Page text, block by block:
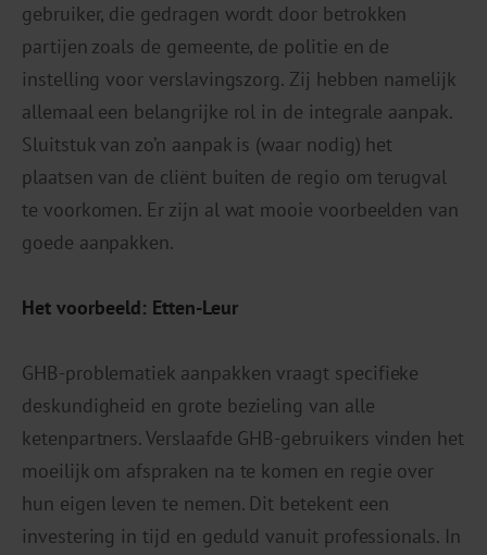
gebruiker, die gedragen wordt door betrokken
partijen zoals de gemeente, de politie en de
instelling voor verslavingszorg. Zij hebben namelijk
allemaal een belangrijke rol in de integrale aanpak.
Sluitstuk van zo’n aanpak is (waar nodig) het
plaatsen van de cliënt buiten de regio om terugval
te voorkomen. Er zijn al wat mooie voorbeelden van
goede aanpakken.
Het voorbeeld: Etten-Leur
GHB-problematiek aanpakken vraagt specifieke
deskundigheid en grote bezieling van alle
ketenpartners. Verslaafde GHB-gebruikers vinden het
moeilijk om afspraken na te komen en regie over
hun eigen leven te nemen. Dit betekent een
investering in tijd en geduld vanuit professionals. In